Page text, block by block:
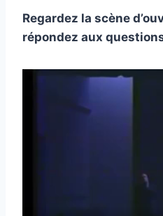
Regardez la scène
répondez aux